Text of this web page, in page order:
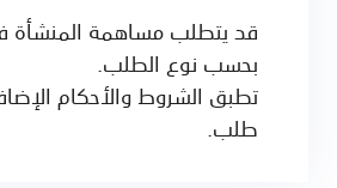
قد يتطلب مساهمة المنشأة
بحسب نوع الطلب.
تطبق الشروط والأحكام
طلب.